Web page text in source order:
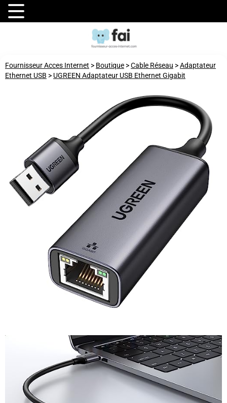
Fournisseur Acces Internet > Boutique >Cable Réseau >Adaptateur
Ethernet USB > UGREEN Adaptateur USB Ethernet Gigabit